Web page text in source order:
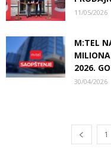
11/05/2026
M:TEL
2026.
30/04/2026
1